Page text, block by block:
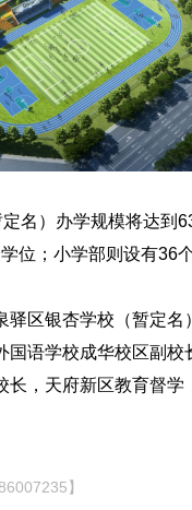
名）办学规模将达到
位；小学部则设有36
区银杏学校（暂定
语学校成华校区副校
，天府新区教育督
】